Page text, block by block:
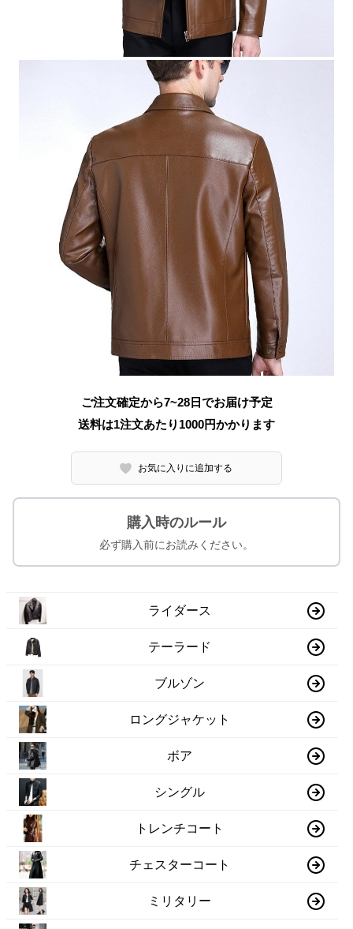
ご注文確定から7~28日でお届け予定
送料は1注文あたり 1000円かかります
お気に入りに追加する
購入時のルール
必ず購入前にお読みください。
ライダース
テーラード
ブルゾン
ロングジャケット
ボア
シングル
トレンチコート
チェスターコート
ミリタリー